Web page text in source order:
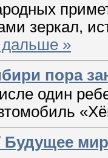
зеркал,
дальше »
пора
один